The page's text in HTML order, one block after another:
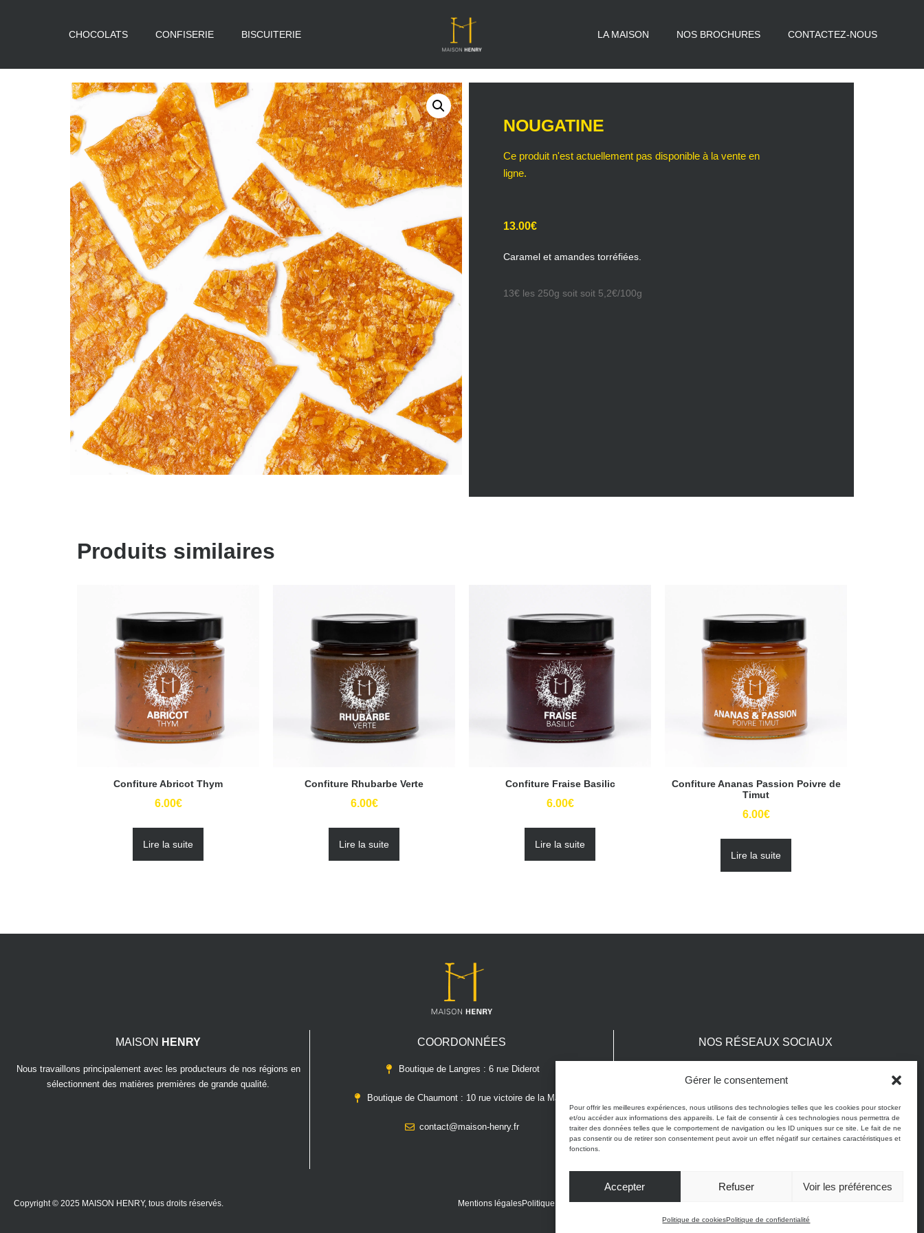
Gérer le consentement
Pour offrir les meilleures expériences, nous utilisons des technologies telles que les cookies pour stocker
et/ou accéder aux informations des appareils. Le fait de consentir à ces technologies nous permettra de
traiter des données telles que le comportement de navigation ou les ID uniques sur ce site. Le fait de ne
pas consentir ou de retirer son consentement peut avoir un effet négatif sur certaines caractéristiques et
fonctions.
Accepter Refuser Voir les préférences
Politique de cookiesPolitique de confidentialité
CHOCOLATS CONFISERIE BISCUITERIE LA MAISON NOS BROCHURES CONTACTEZ-NOUS
NOUGATINE
13.00€
Caramel et amandes torréfiées.
13€ les 250g soit soit 5,2€/100g
Produits similaires
Confiture Abricot Thym
6.00€
Lire la suite
Confiture Rhubarbe Verte
6.00€
Lire la suite
Confiture Fraise Basilic
6.00€
Lire la suite
Confiture Ananas Passion Poivre de
Timut
6.00€
Lire la suite
MAISON HENRY
Nous travaillons principalement avec les producteurs de nos régions en
sélectionnent des matières premières de grande qualité.
COORDONNÉES
Boutique de Langres : 6 rue Diderot
Boutique de Chaumont : 10 rue victoire de la Marne
contact@maison-henry.fr
NOS RÉSEAUX SOCIAUX
MAISONHENRYsur les réseaux sociaux.
Suivez-nous pour ne rien manquer ! #maisonhenry
Copyright © 2025 MAISON HENRY, tous droits réservés. Mentions légalesPolitique de confidentialitéPolitique de cookies